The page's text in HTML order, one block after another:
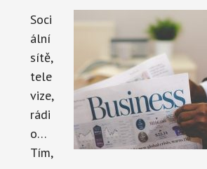
Soci
ální
sítě,
tele
vize,
rádi
o…
Tím,